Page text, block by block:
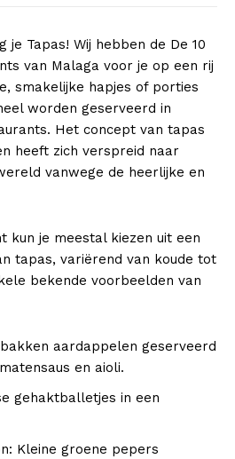
je Tapas! Wij hebben de De 10
van Malaga voor je op een rij
smakelijke hapjes of porties
worden geserveerd in
Het concept van tapas
heeft zich verspreid naar
vanwege de heerlijke en
kun je meestal kiezen uit een
tapas, variërend van koude tot
bekende voorbeelden van
aardappelen geserveerd
en aioli.
gehaktballetjes in een
Kleine groene pepers